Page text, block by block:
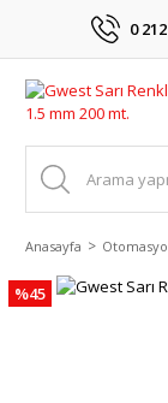
0
Anasayfa
%45